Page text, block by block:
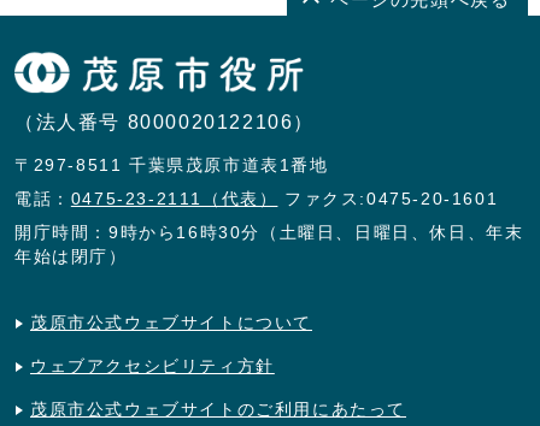
（法人番号 8000020122106）
〒297-8511 千葉県茂原市道表1番地
電話： 0475-23-2111（代表）
ファクス:0475-20-1601
開庁時間：9時から16時30分（土曜日、日曜日、休日、年末
年始は閉庁）
茂原市公式ウェブサイトについて
ウェブアクセシビリティ方針
茂原市公式ウェブサイトのご利用にあたって